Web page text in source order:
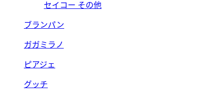
セイコー その他
ブランパン
ガガミラノ
ピアジェ
グッチ